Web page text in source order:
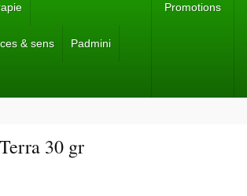
& sens Padmini
Promotions
30 gr